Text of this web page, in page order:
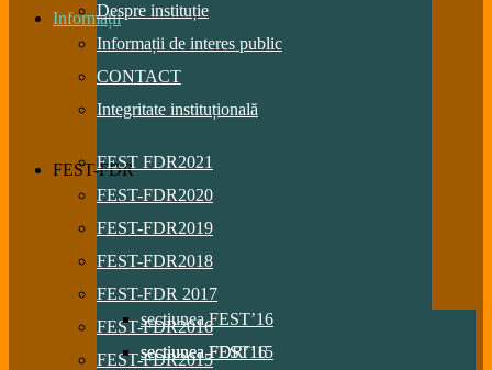
InformațiiDespre instituție
Informații de interes public
CONTACT
Integritate instituțională
FEST-FDRFEST FDR2021
FEST-FDR2020
FEST-FDR2019
FEST-FDR2018
FEST-FDR 2017
FEST-FDR2016
sectiunea FEST’16
sectiunea FDR’16
FEST-FDR2015
sectiunea FEST’15